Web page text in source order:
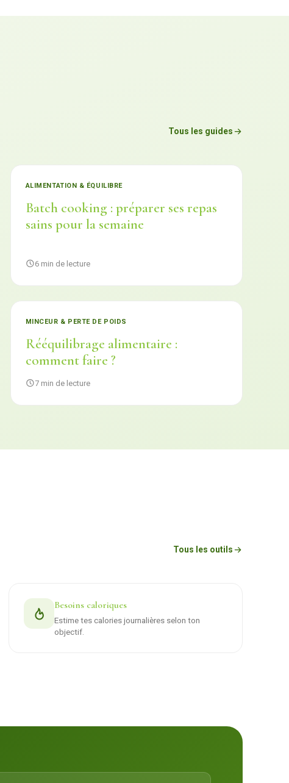
Tous les guides
ALIMENTATION & ÉQUILIBRE
Batch cooking : préparer ses repas
sains pour la semaine
6 min de lecture
MINCEUR & PERTE DE POIDS
Rééquilibrage alimentaire :
comment faire ?
7 min de lecture
Tous les outils
Besoins caloriques
Estime tes calories journalières selon ton
objectif.